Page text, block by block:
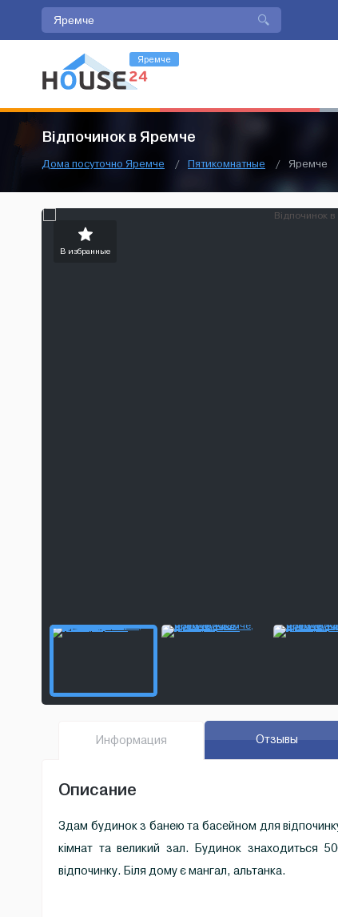
Яремче
Відпочинок в Яремче
Дома посуточно Яремче / Пятикомнатные / Яремче
В избранные
Информация Отзывы
Описание
Здам будинок з банею та басейном для
кімнат та великий зал. Будинок знаходиться
відпочинку. Біля дому є мангал, альтанка.